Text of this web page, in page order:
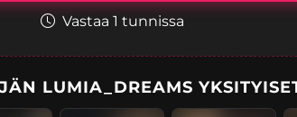
Vastaa 1 tunnissa
LUMIA_DREAMS